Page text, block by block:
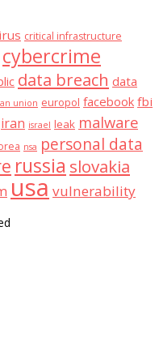
critical infrastructure
cybercrime
data breach data
union europol facebook fbi
iran israel leak malware
nsa personal data
russia slovakia
usavulnerability